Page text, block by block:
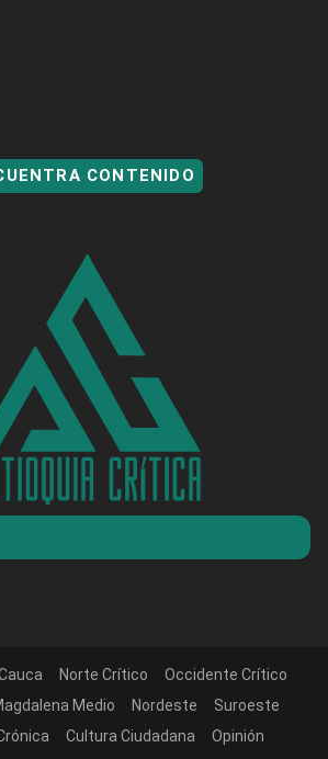
CONTENIDO
Norte Crítico
Occidente Crítico
Medio Nordeste
Suroeste
Cultura Ciudadana
Opinión